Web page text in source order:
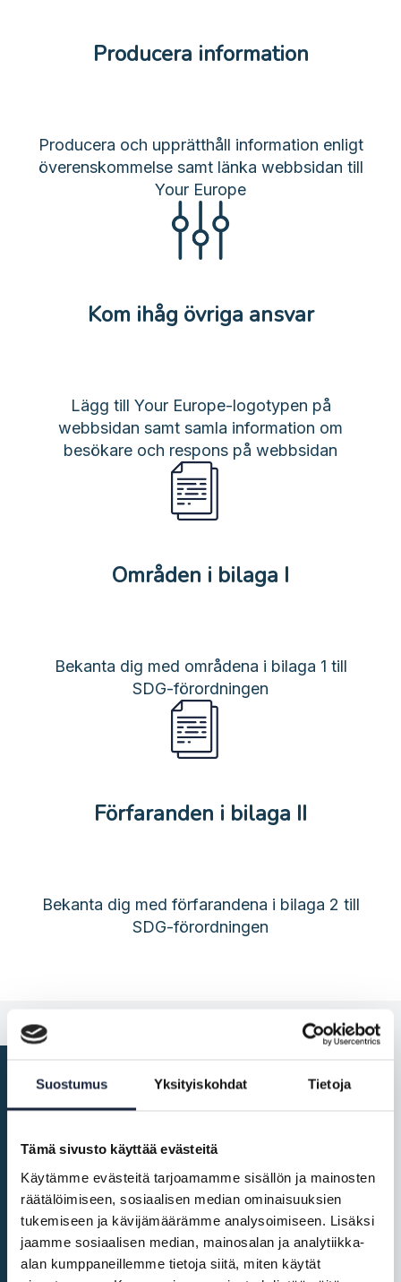
Suostumus Yksityiskohdat Tietoja
Tämä sivusto käyttää evästeitä
Käytämme evästeitä tarjoamamme sisällön ja mainosten
räätälöimiseen, sosiaalisen median ominaisuuksien
tukemiseen ja kävijämäärämme analysoimiseen. Lisäksi
jaamme sosiaalisen median, mainosalan ja analytiikka-
alan kumppaneillemme tietoja siitä, miten käytät
Producera information
Producera och upprätthåll information enligt
överenskommelse samt länka webbsidan till
Your Europe
Kom ihåg övriga ansvar
Lägg till Your Europe-logotypen på
webbsidan samt samla information om
besökare och respons på webbsidan
Områden i bilaga I
Bekanta dig med områdena i bilaga 1 till
SDG-förordningen
Förfaranden i bilaga II
Bekanta dig med förfarandena i bilaga 2 till
SDG-förordningen
Områden i bilaga 1:
medborgare
Områden i bilaga 1: företag